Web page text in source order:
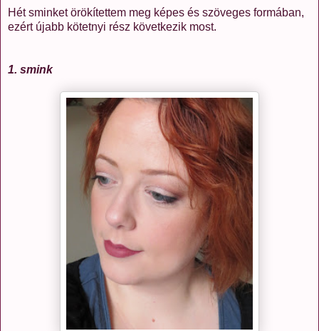
Hét sminket örökítettem meg képes és szöveges formában,
ezért újabb kötetnyi rész következik most.
1. smink